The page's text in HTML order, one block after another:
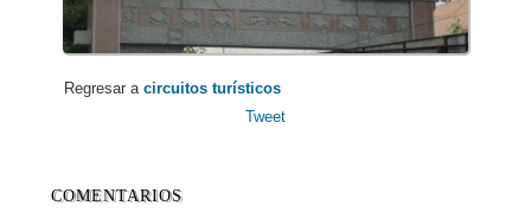
Regresar a circuitos turísticos
Tweet
COMENTARIOS